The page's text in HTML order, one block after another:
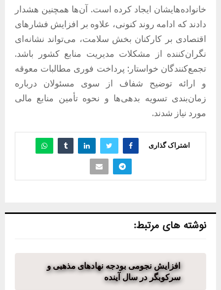
خانواده‌هایشان ایجاد کرده است. آن‌ها همچنین هشدار
دادند که ادامه روند کنونی، علاوه بر افزایش فشارهای
اقتصادی بر کارکنان بخش سلامت، می‌تواند نشانه‌ای
نگران‌کننده از مشکلات مدیریت منابع کشور باشد.
تجمع‌کنندگان خواستار: پرداخت فوری مطالبات معوقه
و ارائه توضیح شفاف از سوی مسئولان درباره
زمان‌بندی تسویه بدهی‌ها و نحوه تأمین منابع مالی
مورد نیاز شدند.
اشتراک گذاری
نوشته های مرتبط:
افزایش نجومی بودجه نهادهای مذهبی و
سرکوبگر در سال آینده